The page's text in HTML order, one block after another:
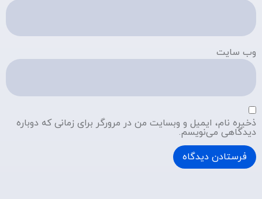
وب‌ سایت
ذخیره نام، ایمیل و وبسایت من در مرورگر برای زمانی که دوباره
دیدگاهی می‌نویسم.